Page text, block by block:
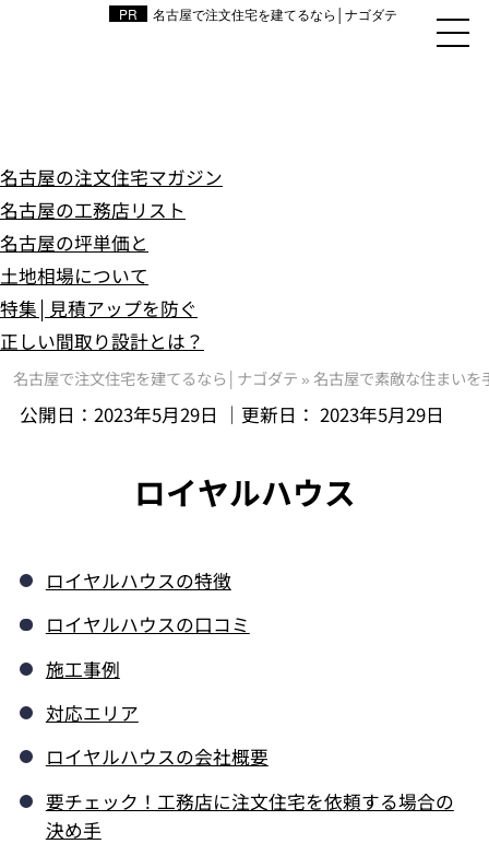
名古屋で注文住宅を建てるなら│ナゴダテ
名古屋の注文住宅マガジン
名古屋の工務店リスト
名古屋の坪単価と
土地相場について
特集│見積アップを防ぐ
正しい間取り設計とは？
名古屋で注文住宅を建てるなら│ナゴダテ »名古屋で素敵な住まいを
公開日： 2023年5月29日 ｜更新日： 2023年5月29日
ロイヤルハウス
ロイヤルハウスの特徴
ロイヤルハウスの口コミ
施工事例
対応エリア
ロイヤルハウスの会社概要
要チェック！工務店に注文住宅を依頼する場合の
決め手